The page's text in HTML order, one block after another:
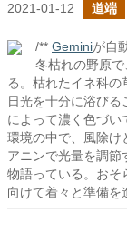
2021-01-12 道端
/** Geminiが自
冬枯れの野原
る。枯れたイネ科
日光を十分に浴び
によって濃く色づい
環境の中で、風除け
アニンで光量を調節
物語っている。おそ
向けて着々と準備を